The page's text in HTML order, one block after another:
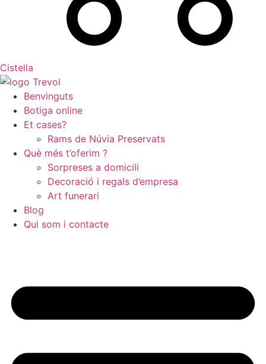
Cistella
Benvinguts
Botiga online
Et cases?
Rams de Núvia Preservats
Què més t’oferim ?
Sorpreses a domicili
Decoració i regals d’empresa
Art funerari
Blog
Qui som i contacte